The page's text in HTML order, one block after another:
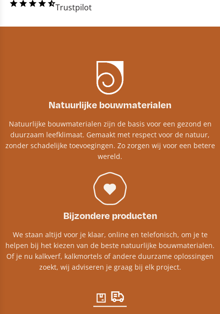
Trustpilot
Natuurlijke bouwmaterialen
Natuurlijke bouwmaterialen zijn de basis voor een gezond en
duurzaam leefklimaat. Gemaakt met respect voor de natuur,
zonder schadelijke toevoegingen. Zo zorgen wij voor een betere
wereld.
Bijzondere producten
We staan altijd voor je klaar, online en telefonisch, om je te
helpen bij het kiezen van de beste natuurlijke bouwmaterialen.
Of je nu kalkverf, kalkmortels of andere duurzame oplossingen
zoekt, wij adviseren je graag bij elk project.​